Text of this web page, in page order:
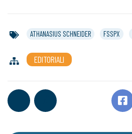
ATHANASIUS SCHNEIDER FSSPX
EDITORIALI